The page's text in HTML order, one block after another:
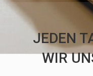
JEDEN
WIR